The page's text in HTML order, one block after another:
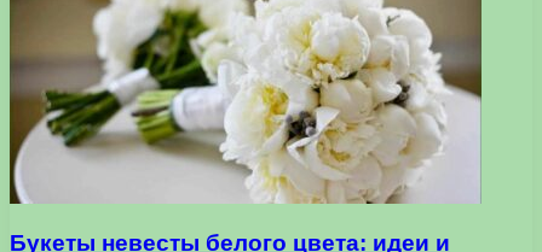
Букеты невесты белого цвета: идеи и